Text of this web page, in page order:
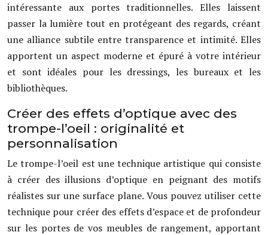
intéressante aux portes traditionnelles. Elles laissent
passer la lumière tout en protégeant des regards, créant
une alliance subtile entre transparence et intimité. Elles
apportent un aspect moderne et épuré à votre intérieur
et sont idéales pour les dressings, les bureaux et les
bibliothèques.
Créer des effets d’optique avec des
trompe-l’oeil : originalité et
personnalisation
Le trompe-l’oeil est une technique artistique qui consiste
à créer des illusions d’optique en peignant des motifs
réalistes sur une surface plane. Vous pouvez utiliser cette
technique pour créer des effets d’espace et de profondeur
sur les portes de vos meubles de rangement, apportant